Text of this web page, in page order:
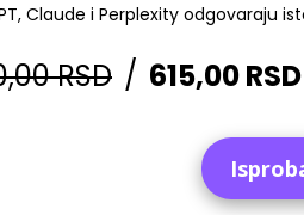
Claude i Perplexity odgovaraju
RSD / 615,00 RSD